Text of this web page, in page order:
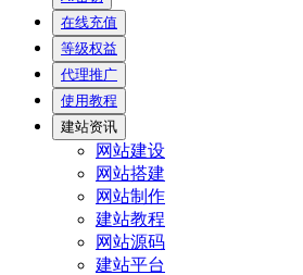
在线充值
等级权益
代理推广
使用教程
建站资讯
网站建设
网站搭建
网站制作
建站教程
网站源码
建站平台